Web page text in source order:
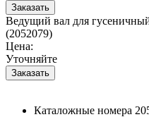
Ведущий вал для
(2052079)
Цена:
Уточняйте
Каталожные номера